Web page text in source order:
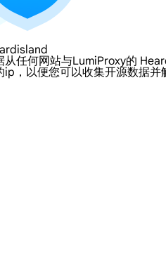
任何网站与LumiProxy的
，以便您可以收集开源数据